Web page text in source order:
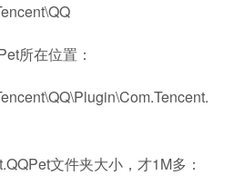
所在位置：
文件夹大小，才1M多：